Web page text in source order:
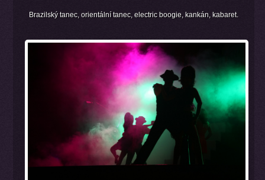
Brazilský tanec, orientální tanec, electric boogie, kankán, kabaret.